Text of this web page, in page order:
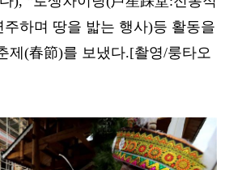
하며 땅을 밟는 행사)등 활동을
제(春節)를 보냈다.[촬영/룽타오